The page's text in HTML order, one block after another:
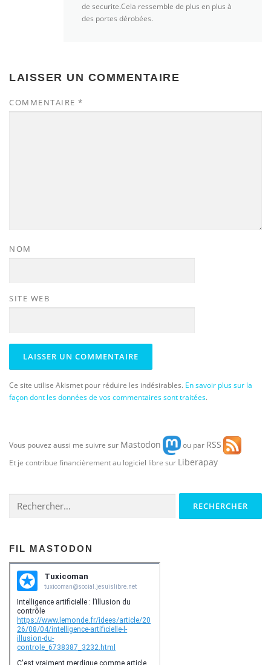
de securite.Cela ressemble de plus en plus à
des portes dérobées.
LAISSER UN COMMENTAIRE
COMMENTAIRE *
NOM
SITE WEB
Ce site utilise Akismet pour réduire les indésirables. En savoir plus sur la
façon dont les données de vos commentaires sont traitées.
Vous pouvez aussi me suivre sur Mastodon ou par RSS
Et je contribue financièrement au logiciel libre sur Liberapay
FIL MASTODON